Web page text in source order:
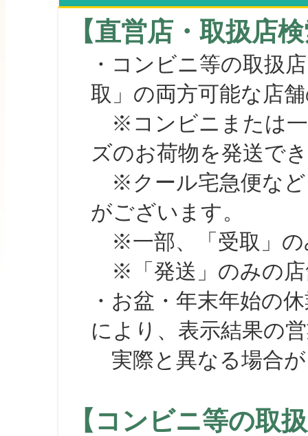
【直営店・取扱店
・コンビニ等の取扱
取」の両方可能な店
※コンビニまたは一
ズのお荷物を発送で
※クール宅急便など
がございます。
※一部、「受取」の
※「発送」のみの店
・お盆・年末年始の
により、表示結果の
実際と異なる場合が
【コンビニ等の取